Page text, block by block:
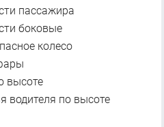
пассажира
боковые
колесо
высоте
водителя по высоте